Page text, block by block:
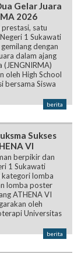
Gelar Juara
2026
satu
1 Sukawati
dengan
dalam ajang
(JENGNIRMA)
oleh High School
bersama Siswa
berita
Sukses
VI
berpikir dan
1 Sukawati
kategori lomba
lomba poster
ATHENA VI
oleh
Universitas
berita